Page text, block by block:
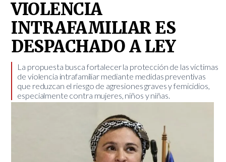
VIOLENCIA
INTRAFAMILIAR ES
DESPACHADO A LEY
La propuesta busca fortalecer la protección de las víctimas
de violencia intrafamiliar mediante medidas preventivas
que reduzcan el riesgo de agresiones graves y femicidios,
especialmente contra mujeres, niños y niñas.